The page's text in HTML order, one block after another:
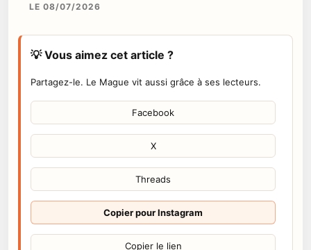
LE 08/07/2026
💡 Vous aimez cet article ?
Partagez-le. Le Mague vit aussi grâce à ses lecteurs.
Facebook
X
Threads
Copier pour Instagram
Copier le lien